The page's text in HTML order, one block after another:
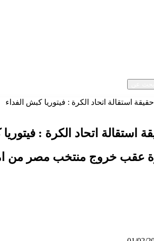
استقالة اتحاد الكرة : فيتوريا كبش الفداء
اتحاد الكرة :
عقب خروج منتخب مصر من